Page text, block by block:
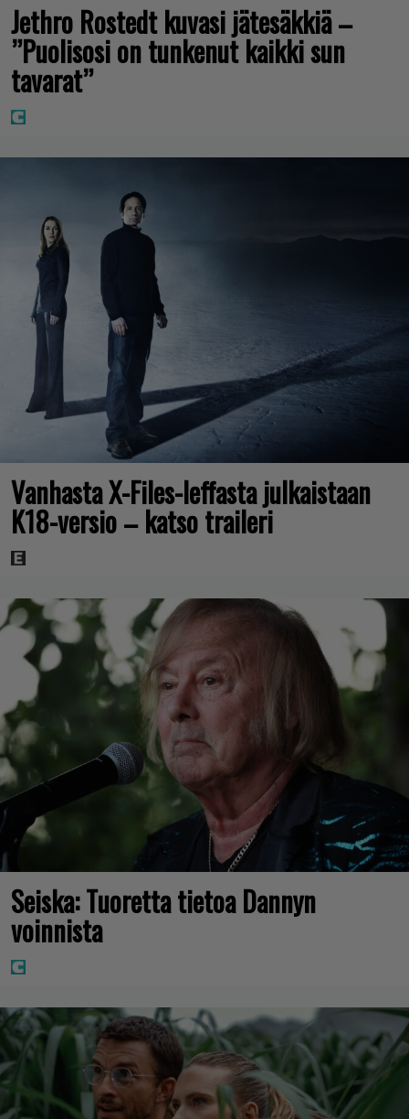
Jethro Rostedt kuvasi jätesäkkiä –
”Puolisosi on tunkenut kaikki sun
tavarat”
Vanhasta X-Files-leffasta julkaistaan
K18-versio – katso traileri
Seiska: Tuoretta tietoa Dannyn
voinnista